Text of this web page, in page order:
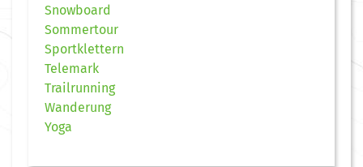
Snowboard
Sommertour
Sportklettern
Telemark
Trailrunning
Wanderung
Yoga